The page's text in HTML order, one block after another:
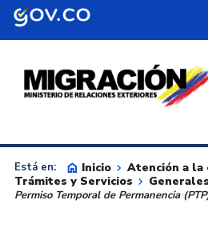
Saltar al contenido principal
Está en: home Inicio keyboard_arrow_right Atención a la
Trámites y Servicios keyboard_arrow_right Generales
Permiso Temporal de Permanencia